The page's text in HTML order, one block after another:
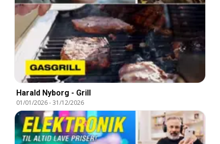
Harald Nyborg - Grill
01/01/2026-31/12/2026